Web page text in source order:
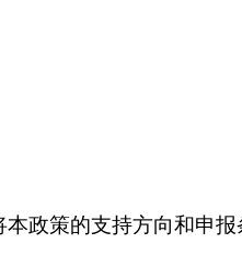
政策的支持方向和申